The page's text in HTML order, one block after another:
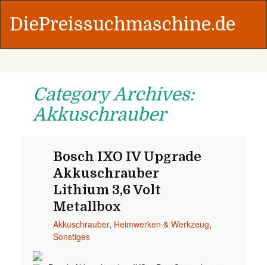
DiePreissuchmaschine.de
Category Archives:
Akkuschrauber
Bosch IXO IV Upgrade
Akkuschrauber
Lithium 3,6 Volt
Metallbox
Akkuschrauber, Heimwerken & Werkzeug,
Sonstiges